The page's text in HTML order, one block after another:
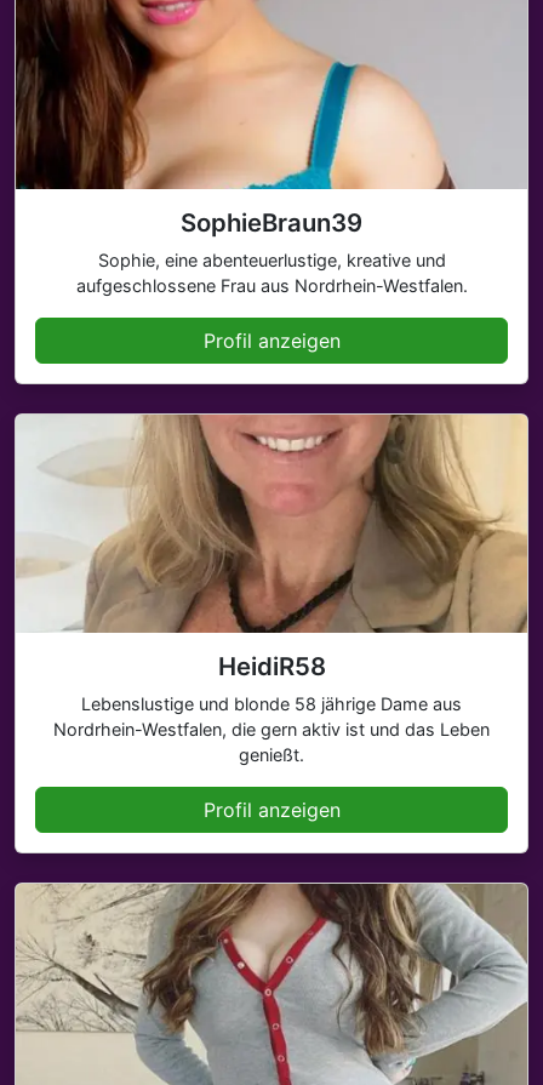
SophieBraun39
Sophie, eine abenteuerlustige, kreative und
aufgeschlossene Frau aus Nordrhein-Westfalen.
Profil anzeigen
HeidiR58
Lebenslustige und blonde 58 jährige Dame aus
Nordrhein-Westfalen, die gern aktiv ist und das Leben
genießt.
Profil anzeigen